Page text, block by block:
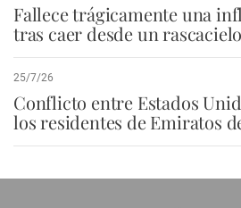
Fallece trágicamente una
tras caer desde un
25/7/26
Conflicto entre Estados
los residentes de Emiratos